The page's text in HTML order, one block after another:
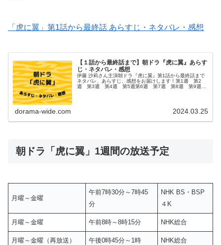
「虎に翼」第1話から最終話 あらすじ・ネタバレ・感想
【１話から最終話まで】朝ドラ『虎に翼』あらす
じ・ネタバレ・感想
伊藤 沙莉さん主演朝ドラ『虎に翼』第1話から最終話まで
ネタバレ、あらすじ、感想をお届けします！第1週 第2
週 第3週 第4週 第5週第6週 第7週 第8週 第9週
dorama-wide.com 2024.03.25
朝ドラ「虎に翼」1週間の放送予定
月曜～金曜
午前7時30分～7時45
分
NHK BS・BSP
４K
月曜～金曜 午前8時～8時15分 NHK総合
月曜～金曜（再放送） 午後0時45分～1時 NHK総合